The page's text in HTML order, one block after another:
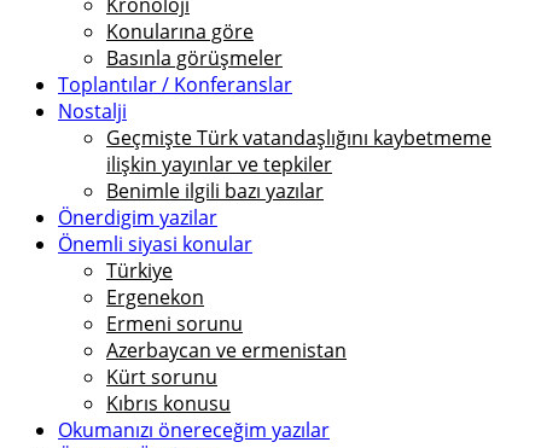
Konularına göre
Basınla görüşmeler
Toplantılar / Konferanslar
Nostalji
Geçmişte Türk vatandaşlığını kaybetmeme
ilişkin yayınlar ve tepkiler
Benimle ilgili bazı yazılar
Önerdigim yazilar
Önemli siyasi konular
Türkiye
Ergenekon
Ermeni sorunu
Azerbaycan ve ermenistan
Kürt sorunu
Kıbrıs konusu
Okumanızı önereceğim yazılar